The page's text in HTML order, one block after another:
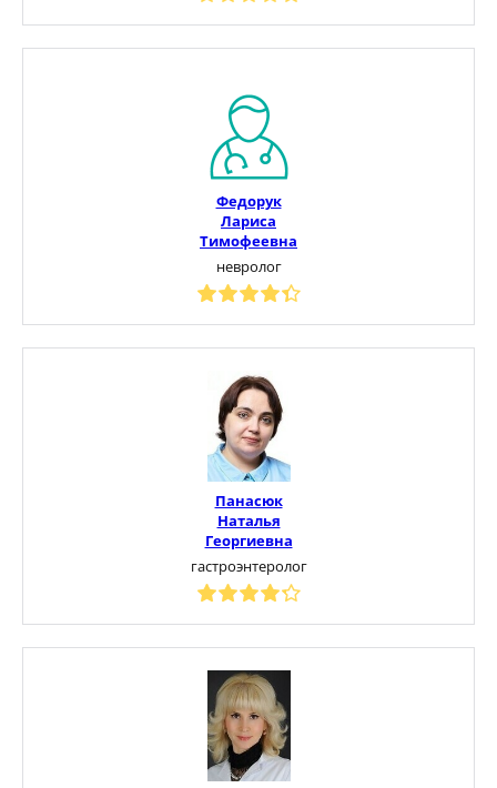
Федорук
Лариса
Тимофеевна
невролог
Панасюк
Наталья
Георгиевна
гастроэнтеролог